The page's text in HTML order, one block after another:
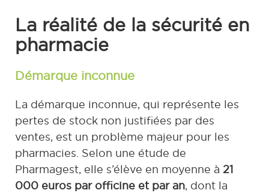
La réalité de la sécurité en
pharmacie
Démarque inconnue
La démarque inconnue, qui représente les
pertes de stock non justifiées par des
ventes, est un problème majeur pour les
pharmacies. Selon une étude de
Pharmagest, elle s’élève en moyenne à 21
000 euros par officine et par an, dont la